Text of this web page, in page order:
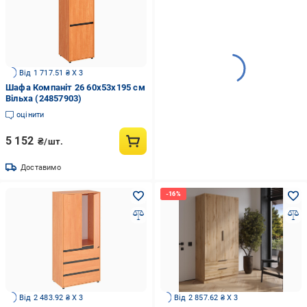
Від 1 717.51 ₴ X 3
Шафа Компаніт 26 60х53х195 см
Вільха (24857903)
оцінити
5 152 ₴/шт.
Доставимо
Від 2 483.92 ₴ X 3 Від 2 857.62 ₴ X 3